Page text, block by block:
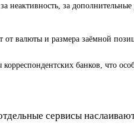
за дополнительные
от валюты и размера заёмной
банков, что
сервисы